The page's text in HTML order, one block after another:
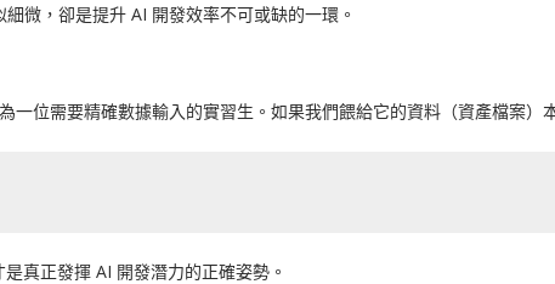
微，卻是提升 AI 開發效率不可或缺的一環。
位需要精確數據輸入的實習生。如果我們餵給它的資料（資產檔案）
真正發揮 AI 開發潛力的正確姿勢。